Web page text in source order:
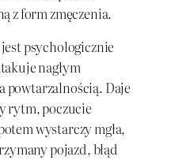
z form zmęczenia.
psychologicznie
nagłym
powtarzalnością. Daje
rytm, poczucie
wystarczy mgła,
pojazd, błąd